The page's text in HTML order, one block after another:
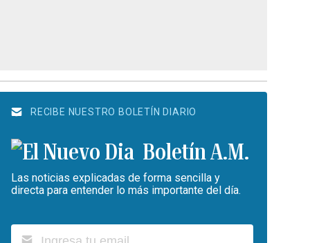
RECIBE NUESTRO BOLETÍN DIARIO
Boletín A.M.
Las noticias explicadas de forma sencilla y
directa para entender lo más importante del día.